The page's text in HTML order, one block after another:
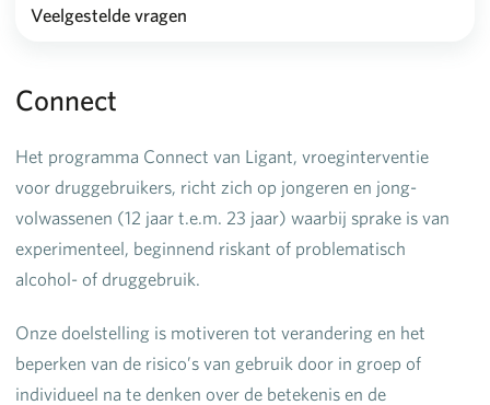
Veelgestelde vragen
Connect
Het programma Connect van Ligant, vroeginterventie
voor druggebruikers, richt zich op jongeren en jong-
volwassenen (12 jaar t.e.m. 23 jaar) waarbij sprake is van
experimenteel, beginnend riskant of problematisch
alcohol- of druggebruik.
Onze doelstelling is motiveren tot verandering en het
beperken van de risico’s van gebruik door in groep of
individueel na te denken over de betekenis en de